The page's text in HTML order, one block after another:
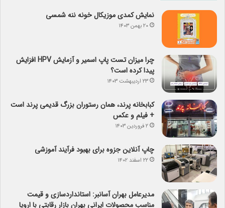
نمایش کمدی موزیکال خونه ننه شمسی
۲۰ بهمن ۱۴۰۳
چرا میزان تست پاپ اسمیر و آزمایش HPV افزایش
پیدا کرده است؟
۲۳ اردیبهشت ۱۴۰۳
کبابخانه پرند، همان رستوران بزرگ قدیمی پرند است
+ فیلم و عکس
۲ فروردین ۱۴۰۳
چاپ آنلاین جزوه برای بهبود فرآیند آموزشی
۲۲ اسفند ۱۴۰۲
مدیرعامل بهران آسانبر: استانداردسازی و قیمت
مناسب محصولات ایرانی بهران بازار رقابتی با اروپا